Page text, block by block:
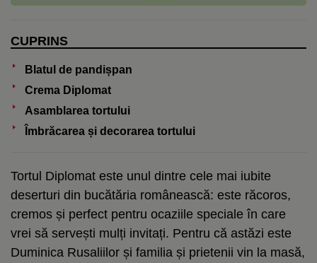
CUPRINS
Blatul de pandișpan
Crema Diplomat
Asamblarea tortului
Îmbrăcarea și decorarea tortului
Tortul Diplomat este unul dintre cele mai iubite
deserturi din bucătăria românească: este răcoros,
cremos și perfect pentru ocaziile speciale în care
vrei să servești mulți invitați. Pentru că astăzi este
Duminica Rusaliilor și familia și prietenii vin la masă,